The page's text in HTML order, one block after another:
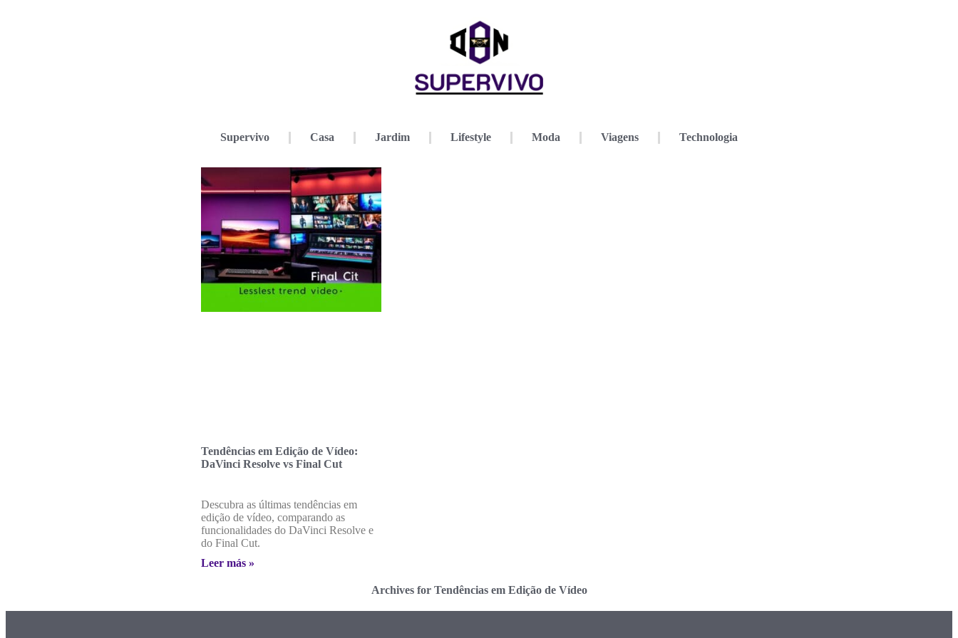
Supervivo Casa Jardim Lifestyle Moda Viagens Technologia
Tendências em Edição de Vídeo:
DaVinci Resolve vs Final Cut
Descubra as últimas tendências em
edição de vídeo, comparando as
funcionalidades do DaVinci Resolve e
do Final Cut.
Leer más »
Archives for Tendências em Edição de Vídeo